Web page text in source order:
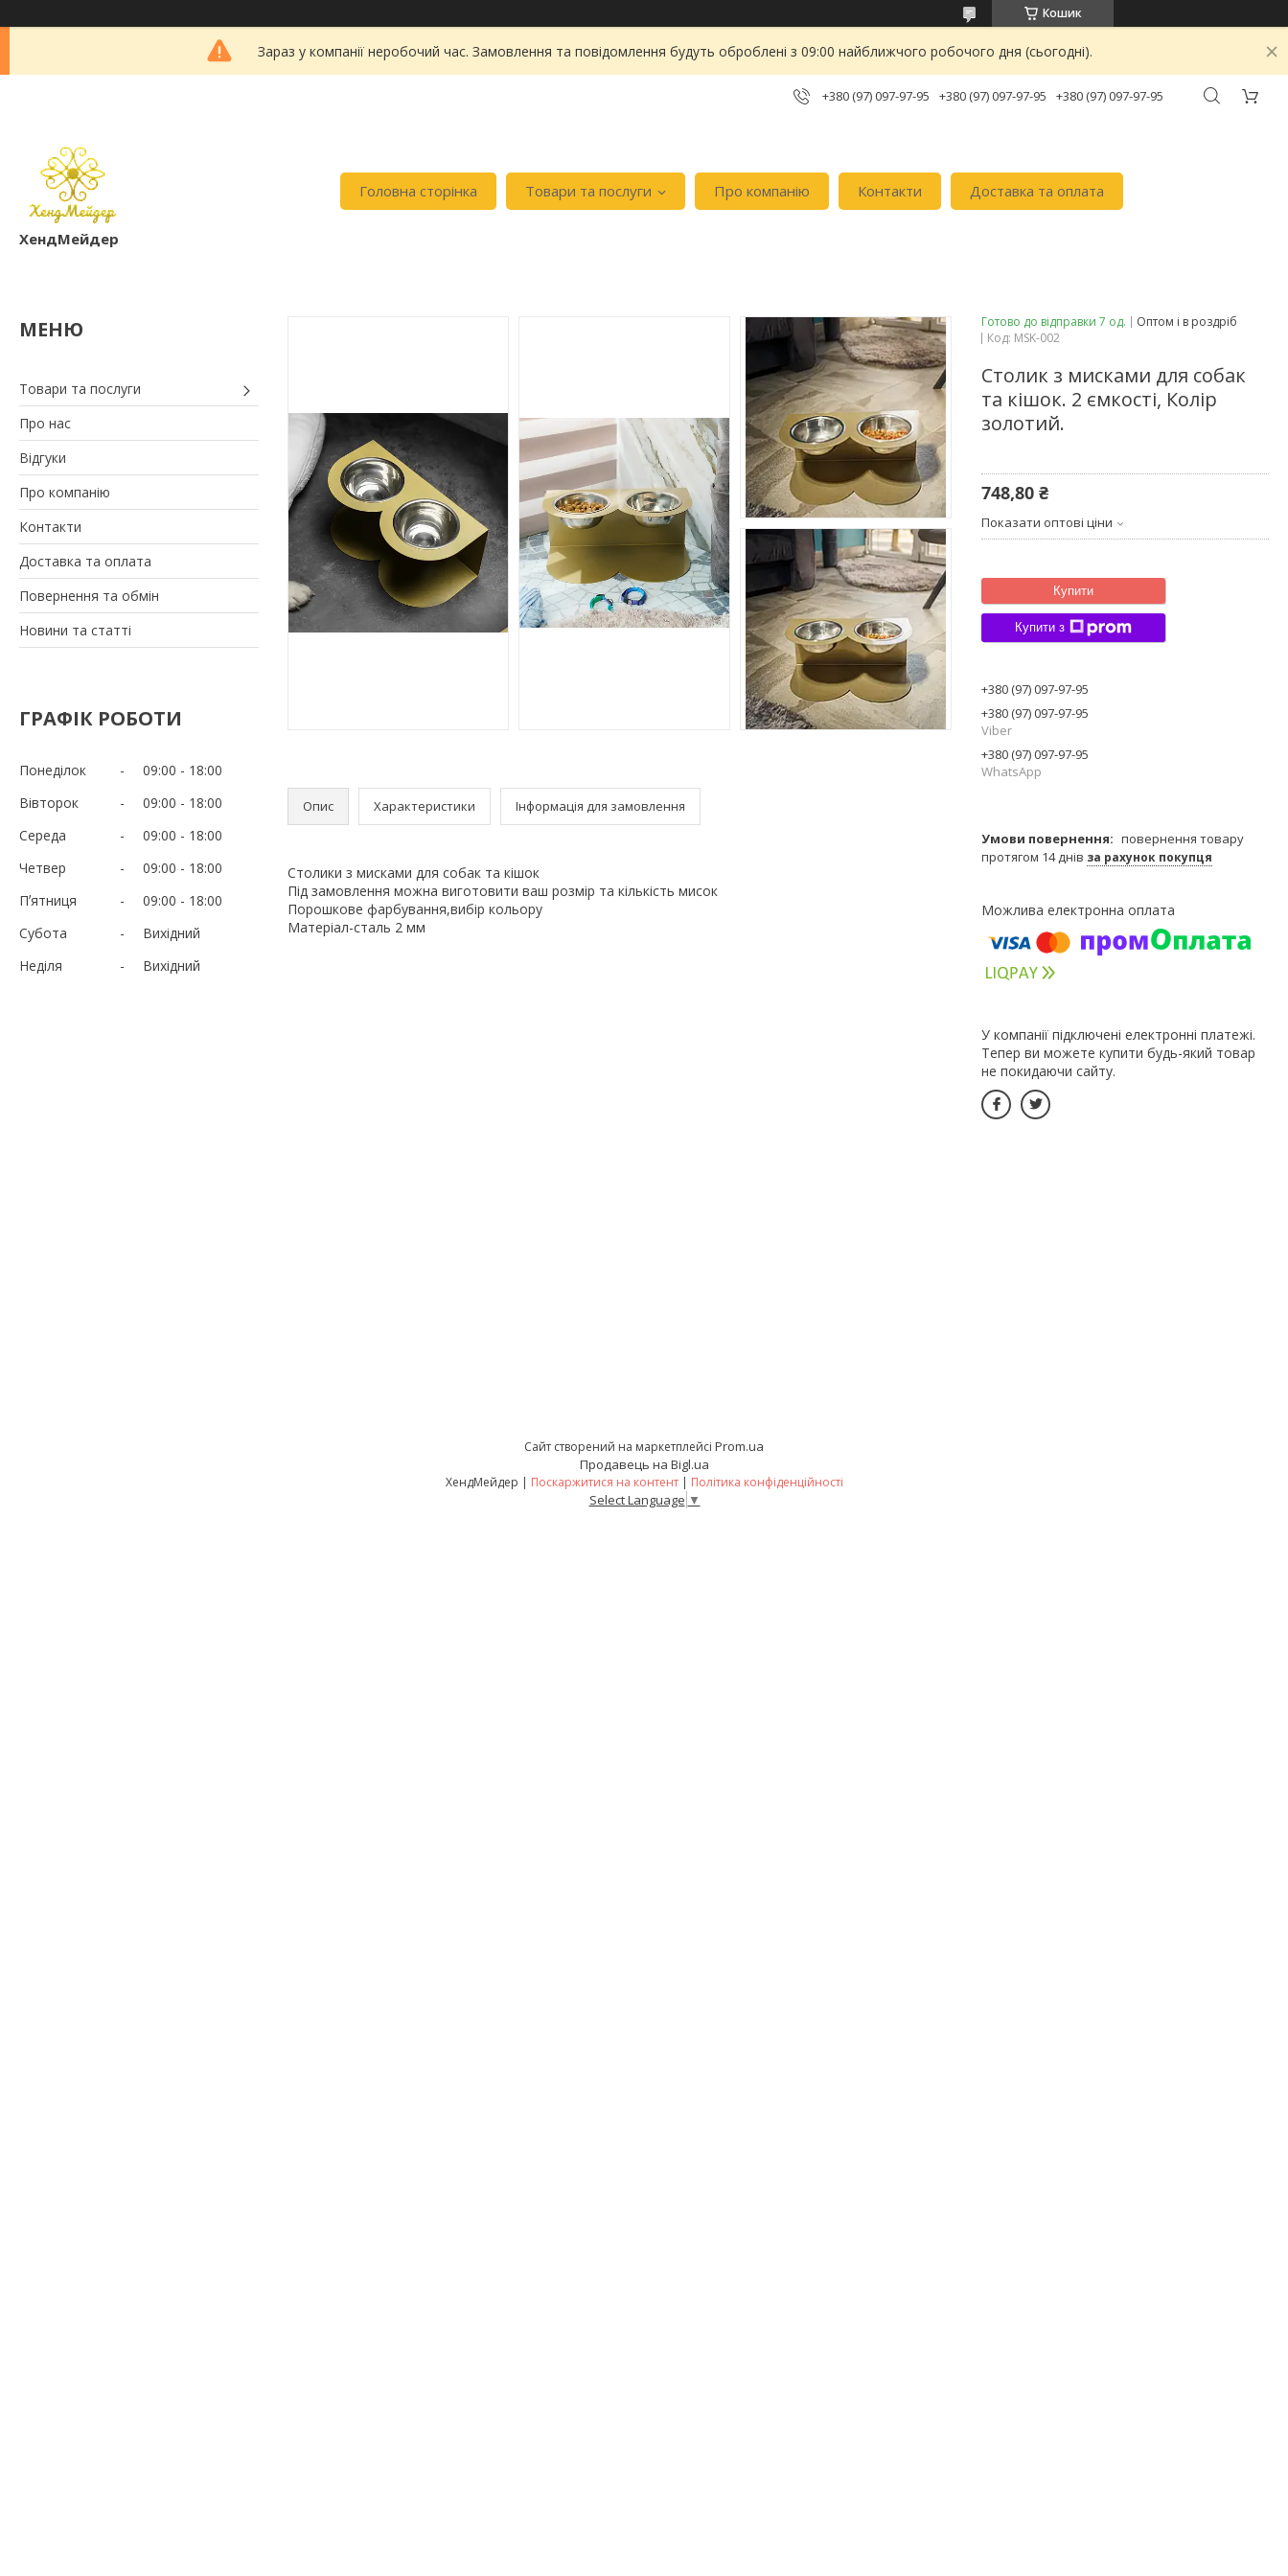
Кошик
Зараз у компанії неробочий час. Замовлення та повідомлення будуть оброблені з 09:00 найближчого робочого дня (сьогодні).
+380 (97) 097-97-95 +380 (97) 097-97-95 +380 (97) 097-97-95
ХендМейдер
Головна сторінка Товари та послуги Про компанію Контакти Доставка та оплата
Товари та послуги
Про нас
Відгуки
Про компанію
Контакти
Доставка та оплата
Повернення та обмін
Новини та статті
ГРАФІК РОБОТИ
Понеділок 09:00
18:00
Вівторок
09:00
18:00
Середа
09:00
18:00
Четвер
09:00
18:00
Пʼятниця
09:00
18:00
Субота
Вихідний
Неділя
Вихідний
Опис Характеристики Інформація для замовлення
Столики з мисками для собак та кішок
Під замовлення можна виготовити ваш розмір та кількість мисок
Порошкове фарбування,вибір кольору
Матеріал-сталь 2 мм
Готово до відправки 7 од.
Оптом і в роздріб
Код: MSK-002
Столик з мисками для собак
та кішок. 2 ємкості, Колір
золотий.
748,80 ₴
Показати оптові ціни
Купити
Купити з
+380 (97) 097-97-95
+380 (97) 097-97-95
Viber
+380 (97) 097-97-95
WhatsApp
повернення товару
протягом 14 днів за рахунок покупця
У компанії підключені електронні платежі.
Тепер ви можете купити будь-який товар
не покидаючи сайту.
Сайт створений на маркетплейсі Prom.ua
Продавець на Bigl.ua
ХендМейдер | Поскаржитися на контент | Політика конфіденційності
Select Language ▼